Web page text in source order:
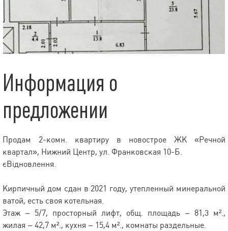
Информация о
предложении
Продам 2-комн. квартиру в новострое ЖК «Речной
квартал», Нижний Центр, ул. Франковская 10-Б.
єВідновлення.
Кирпичный дом сдан в 2021 году, утепленный минеральной
ватой, есть своя котельная.
Этаж – 5/7, просторный лифт, общ. площадь – 81,3 м².,
жилая – 42,7 м²., кухня – 15,4 м²., комнаты раздельные.